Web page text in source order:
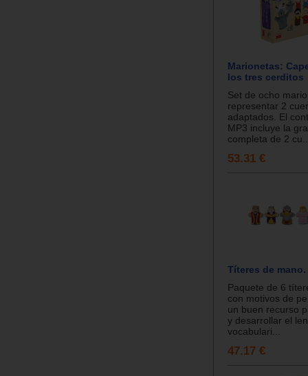
Marionetas:
los tres cerditos
Set de ocho
representar 2
adaptados. El
MP3 incluye la
completa de 2
53.31 €
Títeres de
Paquete de 6
con motivos de
un buen recurso
y desarrollar el
vocabulari...
47.17 €